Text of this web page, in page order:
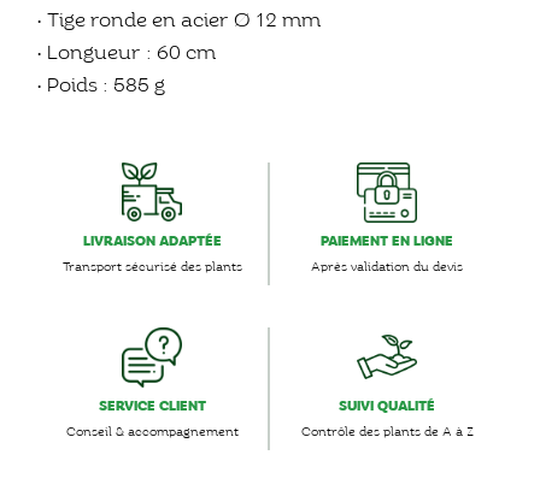
• Tige ronde en acier Ø 12 mm
• Longueur : 60 cm
• Poids : 585 g
LIVRAISON ADAPTÉE
Transport sécurisé des plants
PAIEMENT EN LIGNE
Après validation du devis
SERVICE CLIENT
Conseil & accompagnement
SUIVI QUALITÉ
Contrôle des plants de A à Z